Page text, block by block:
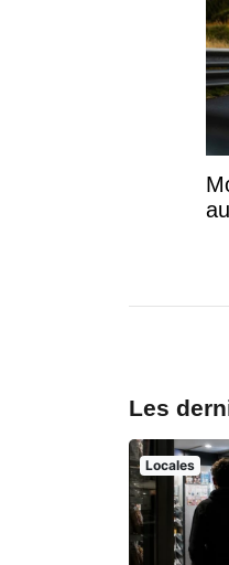
Les
Locales